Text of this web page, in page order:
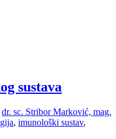
sustava
dr. sc. Stribor Marković, mag.
, imunološki sustav,